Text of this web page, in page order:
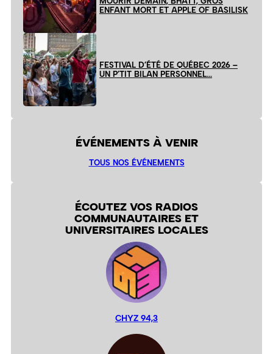
ENFANT MORT ET APPLE OF BASILISK
FESTIVAL D’ÉTÉ DE QUÉBEC 2026 –
UN P’TIT BILAN PERSONNEL…
ÉVÉNEMENTS À VENIR
TOUS NOS ÉVÉNEMENTS
ÉCOUTEZ VOS RADIOS
COMMUNAUTAIRES ET
UNIVERSITAIRES LOCALES
CHYZ 94,3